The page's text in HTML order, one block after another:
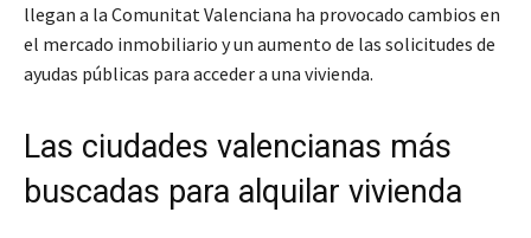
llegan a la Comunitat Valenciana ha provocado cambios en
el mercado inmobiliario y un aumento de las solicitudes de
ayudas públicas para acceder a una vivienda.
Las ciudades valencianas más
buscadas para alquilar vivienda